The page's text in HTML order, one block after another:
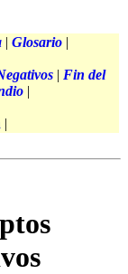
| Glosario |
| Fin del
|
|